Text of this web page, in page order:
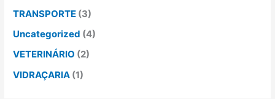
TRANSPORTE (3)
Uncategorized (4)
VETERINÁRIO (2)
VIDRAÇARIA (1)